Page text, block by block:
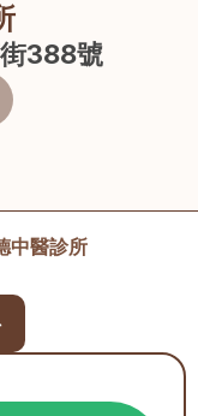
388號
中醫診所